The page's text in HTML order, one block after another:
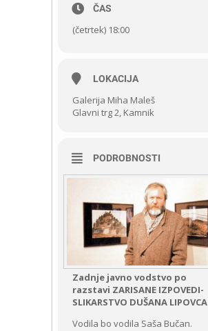
ČAS
(četrtek) 18:00
LOKACIJA
Galerija Miha Maleš
Glavni trg 2, Kamnik
PODROBNOSTI
Zadnje javno vodstvo po
razstavi ZARISANE IZPOVEDI-
SLIKARSTVO DUŠANA LIPOVCA
Vodila bo vodila Saša Bučan.